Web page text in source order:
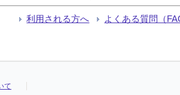
利用される方へ よくある質問（
て